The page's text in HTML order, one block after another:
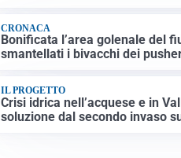
CRONACA
Bonificata l’area golenale del
smantellati i bivacchi dei
IL PROGETTO
Crisi idrica nell’acquese e in
soluzione dal secondo invaso